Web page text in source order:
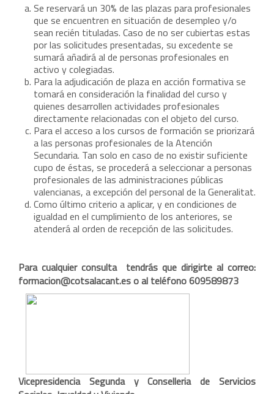
Se reservará un 30% de las plazas para profesionales
que se encuentren en situación de desempleo y/o
sean recién tituladas. Caso de no ser cubiertas estas
por las solicitudes presentadas, su excedente se
sumará añadirá al de personas profesionales en
activo y colegiadas.
Para la adjudicación de plaza en acción formativa se
tomará en consideración la finalidad del curso y
quienes desarrollen actividades profesionales
directamente relacionadas con el objeto del curso.
Para el acceso a los cursos de formación se priorizará
a las personas profesionales de la Atención
Secundaria. Tan solo en caso de no existir suficiente
cupo de éstas, se procederá a seleccionar a personas
profesionales de las administraciones públicas
valencianas, a excepción del personal de la Generalitat.
Como último criterio a aplicar, y en condiciones de
igualdad en el cumplimiento de los anteriores, se
atenderá al orden de recepción de las solicitudes.
Para cualquier consulta tendrás que dirigirte al correo:
formacion@cotsalacant.es o al teléfono 609589873
Vicepresidencia Segunda y Conselleria de Servicios